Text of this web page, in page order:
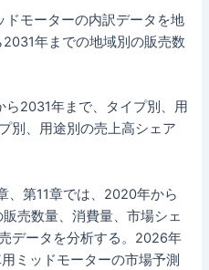
モーターの内訳データを地
年までの地域別の販売数
2031年まで、タイプ別、用
別、用途別の売上高シェア
、第11章では、2020年から
売数量、消費量、市場シェ
データを分析する。2026年
ミッドモーターの市場予測